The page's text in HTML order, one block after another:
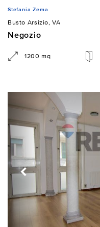
Stefania Zema
Busto Arsizio, VA
Negozio
1200 mq